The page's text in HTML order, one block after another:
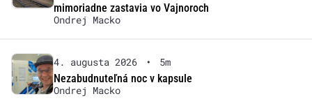
mimoriadne zastavia vo Vajnoroch
Ondrej Macko
4. augusta 2026 •
5m
Nezabudnuteľná noc v kapsule
Ondrej Macko